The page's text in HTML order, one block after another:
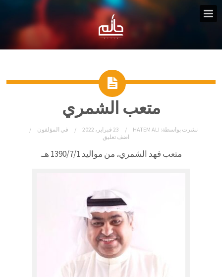
متعب الشمري
نشرت بواسطة: HATEM ALI 23 فبراير، 2022 في المؤلفون
اضف تعليق
متعب فهد الشمري، من مواليد 1390/7/1 هـ.